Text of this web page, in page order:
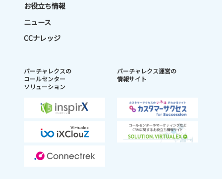
お役立ち情報
ニュース
CCナレッジ
バーチャレクスの
コールセンター
ソリューション
バーチャレクス運営の
情報サイト